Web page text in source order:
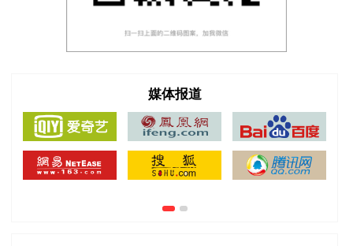
媒体报道